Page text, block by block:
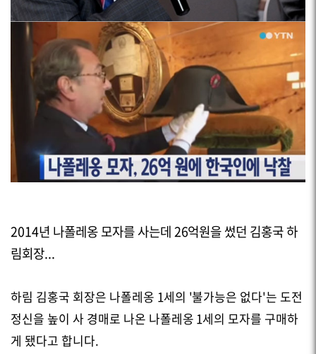
2014년 나폴레옹 모자를 사는데 26억원을 썼던 김홍국 하
림회장...
하림 김홍국 회장은 나폴레옹 1세의 '불가능은 없다'는 도전
정신을 높이 사 경매로 나온 나폴레옹 1세의 모자를 구매하
게 됐다고 합니다.